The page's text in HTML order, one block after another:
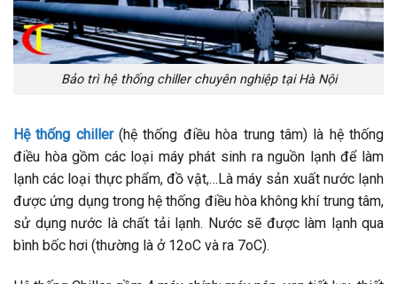
Bảo trì hệ thống chiller chuyên nghiệp tại Hà Nội
Hệ thống chiller(hệ thống điều hòa trung tâm) là hệ thống
điều hòa gồm các loại máy phát sinh ra nguồn lạnh để làm
lạnh các loại thực phẩm, đồ vật,…Là máy sản xuất nước lạnh
được ứng dụng trong hệ thống điều hòa không khí trung tâm,
sử dụng nước là chất tải lạnh. Nước sẽ được làm lạnh qua
bình bốc hơi (thường là ở 12oC và ra 7oC).